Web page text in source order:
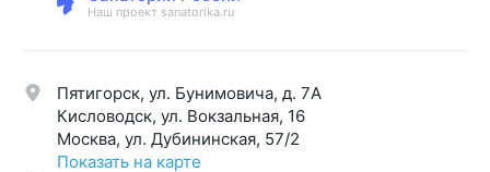
Наш проект sanatorika.ru
Пятигорск, ул. Бунимовича, д. 7A
Кисловодск, ул. Вокзальная, 16
Москва, ул. Дубининская, 57/2
Показать на карте